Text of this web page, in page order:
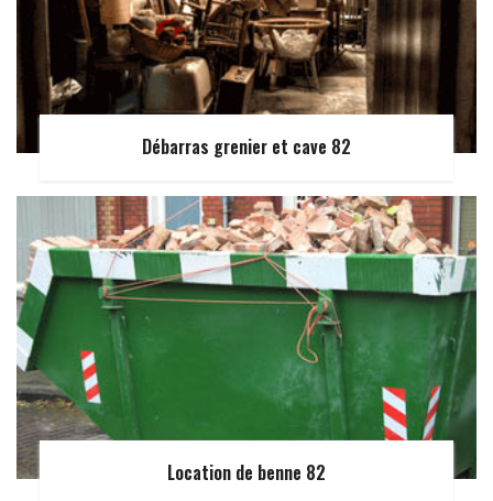
Débarras grenier et cave 82
Location de benne 82